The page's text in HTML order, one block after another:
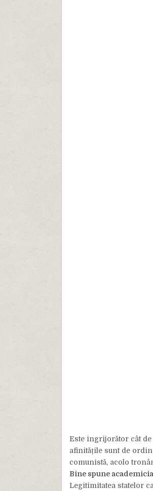
Este ingrijorător cât
afinitățile sunt de ordin
comunistă, acolo
Bine spune
Legitimitatea statelor